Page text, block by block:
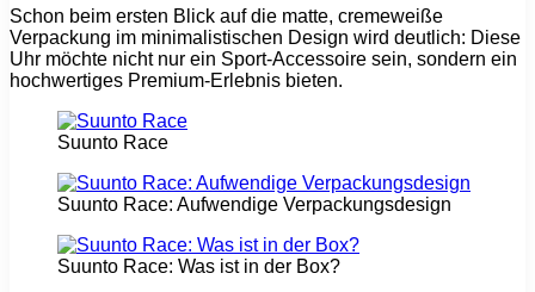
Schon beim ersten Blick auf die matte, cremeweiße
Verpackung im minimalistischen Design wird deutlich: Diese
Uhr möchte nicht nur ein Sport-Accessoire sein, sondern ein
hochwertiges Premium-Erlebnis bieten.
Suunto Race
Suunto Race: Aufwendige Verpackungsdesign
Suunto Race: Was ist in der Box?